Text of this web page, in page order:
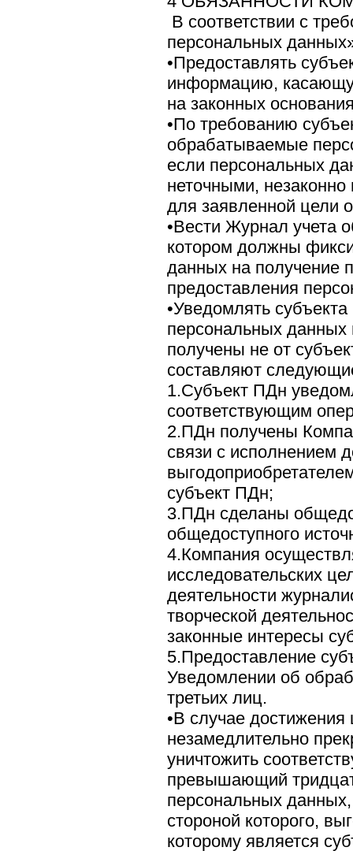
В соответствии с
персональных
•Предоставлять
информацию,
на законных
•По требованию
обрабатываемые
если персональных
неточными,
для заявленной цели
•Вести Журнал учета
котором должны
данных на получение
предоставления
•Уведомлять
персональных
получены не от
составляют
1.Субъект ПДн
соответствующим
2.ПДн получены
связи с исполнением
субъект ПДн;
3.ПДн сделаны
общедоступного
4.Компания
исследовательских
деятельности
творческой
законные интересы
5.Предоставление
Уведомлении об
третьих лиц.
•В случае
незамедлительно
уничтожить
превышающий
персональных
стороной которого,
которому является